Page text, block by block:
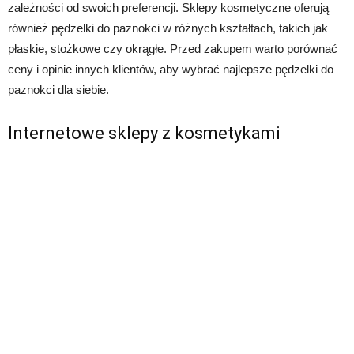
zależności od swoich preferencji. Sklepy kosmetyczne oferują
również pędzelki do paznokci w różnych kształtach, takich jak
płaskie, stożkowe czy okrągłe. Przed zakupem warto porównać
ceny i opinie innych klientów, aby wybrać najlepsze pędzelki do
paznokci dla siebie.
Internetowe sklepy z kosmetykami